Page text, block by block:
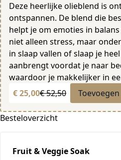
Deze heerlijke olieblend is
ontspannen. De blend die
helpt je om emoties in
niet alleen stress, maar
in slaap vallen of slaap je
aanbrengt voordat je naar
waardoor je makkelijker in
€ 25,00€ 52,50 Toevoegen
Besteloverzicht
Fruit & Veggie Soak